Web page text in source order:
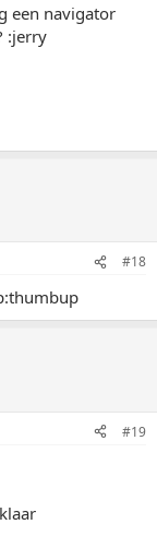
een navigator
:jerry
#18
#19